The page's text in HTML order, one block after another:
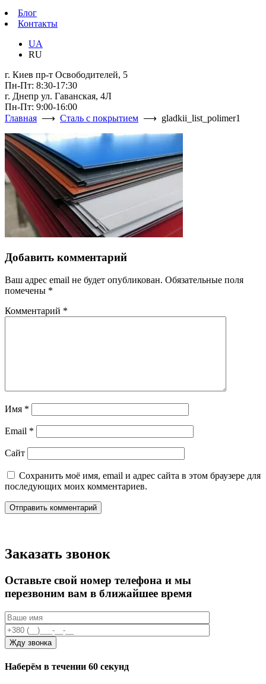
Блог
Контакты
UA
RU
г. Киев пр-т Освободителей, 5
Пн-Пт: 8:30-17:30
г. Днепр ул. Гаванская, 4Л
Пн-Пт: 9:00-16:00
Главная ⟶ Сталь с покрытием ⟶ gladkii_list_polimer1
Добавить комментарий
Ваш адрес email не будет опубликован. Обязательные поля
помечены *
Комментарий *
Имя *
Email *
Сайт
Сохранить моё имя, email и адрес сайта в этом браузере для
последующих моих комментариев.
Заказать звонок
Оставьте свой номер телефона и мы
перезвоним вам в ближайшее время
Наберём в течении 60 секунд